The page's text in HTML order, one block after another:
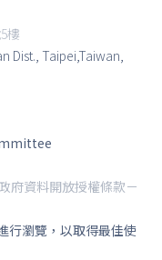
樓
Dist., Taipei,Taiwan,
府資料開放授權條款－
行瀏覽，以取得最佳使